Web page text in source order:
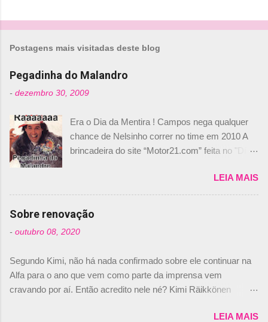
á
r
o
s
Postagens mais visitadas deste blog
Pegadinha do Malandro
- dezembro 30, 2009
Era o Dia da Mentira ! Campos nega qualquer
chance de Nelsinho correr no time em 2010 A
brincadeira do site “Motor21.com” feita no "Día
de abril –, afirmando que Nelson Piquet havia
comprado 15% das ações da Campos, dando,
com isso, um lugar no time a Nelsinho Piquet,
foi esclarecida de uma vez por todas por
Daniele Audetto, diretor da escuderia. O
não será o companheiro de Bruno Senna em
2010. "Na verdade, nós recebemos uma oferta
de Piquet", admitiu Audetto. “Mas depois de ter
LEIA MAIS
Sobre renovação
- outubro 08, 2020
Segundo Kimi, não há nada confirmado sobre ele continuar na
Alfa para o ano que vem como parte da imprensa vem
cravando por aí. Então acredito nele né? Kimi Räikkönen
truth but I’ve never had an option in my contract so that’sLEIA MAIS